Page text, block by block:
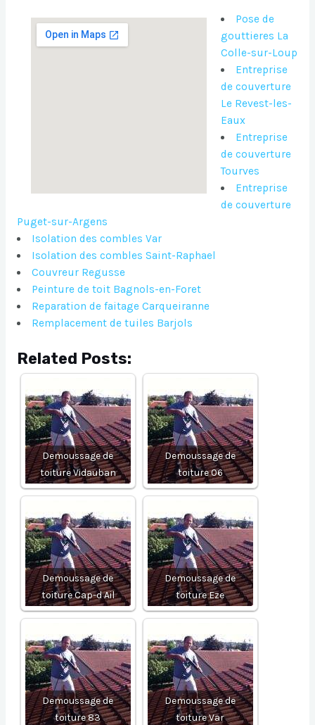
Pose de
gouttieres La
Colle-sur-Loup
Entreprise
de couverture
Le Revest-les-
Eaux
Entreprise
de couverture
Tourves
Entreprise
de couverture
Puget-sur-Argens
Isolation des combles Var
Isolation des combles Saint-Raphael
Couvreur Regusse
Peinture de toit Bagnols-en-Foret
Reparation de faitage Carqueiranne
Remplacement de tuiles Barjols
Related Posts:
Demoussage de
toiture Vidauban
Demoussage de
toiture 06
Demoussage de
toiture Cap-d Ail
Demoussage de
toiture Eze
Demoussage de
toiture 83
Demoussage de
toiture Var